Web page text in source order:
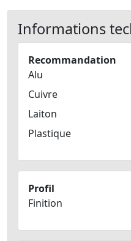
Informations
Recommandation
Alu
Cuivre
Laiton
Plastique
Profil
Finition